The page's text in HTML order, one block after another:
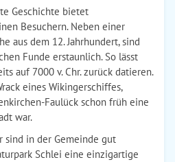
Geschichte bietet
Besuchern. Neben einer
aus dem 12. Jahrhundert, sind
Funde erstaunlich. So lässt
auf 7000 v. Chr. zurück datieren.
eines Wikingerschiffes,
Faulück schon früh eine
war.
sind in der Gemeinde gut
Schlei eine einzigartige